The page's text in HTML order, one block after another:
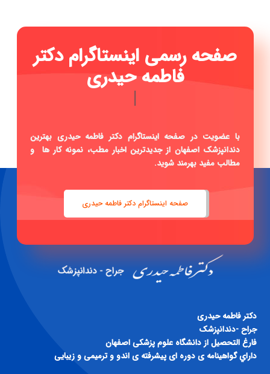
صفحه رسمی اینستاگرام دکتر
فاطمه حیدری ...
|
با عضویت در صفحه اینستاگرام دکتر فاطمه حیدری بهترین
دندانپزشک اصفهان از جدیدترین اخبار مطب، نمونه کار ها و
مطالب مفید بهرمند شوید.
صفحه اینستاگرام دکتر فاطمه حیدری
دكتر فاطمه حيدری
جراح -دندانپزشک
فارغ التحصيل از دانشگاه علوم پزشكی اصفهان
داراي گواهينامه ی دوره ای پيشرفته ی اندو و ترميمی و زيبايی